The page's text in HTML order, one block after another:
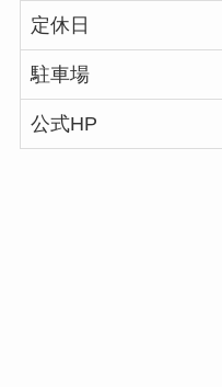
定休日
駐車場
公式HP